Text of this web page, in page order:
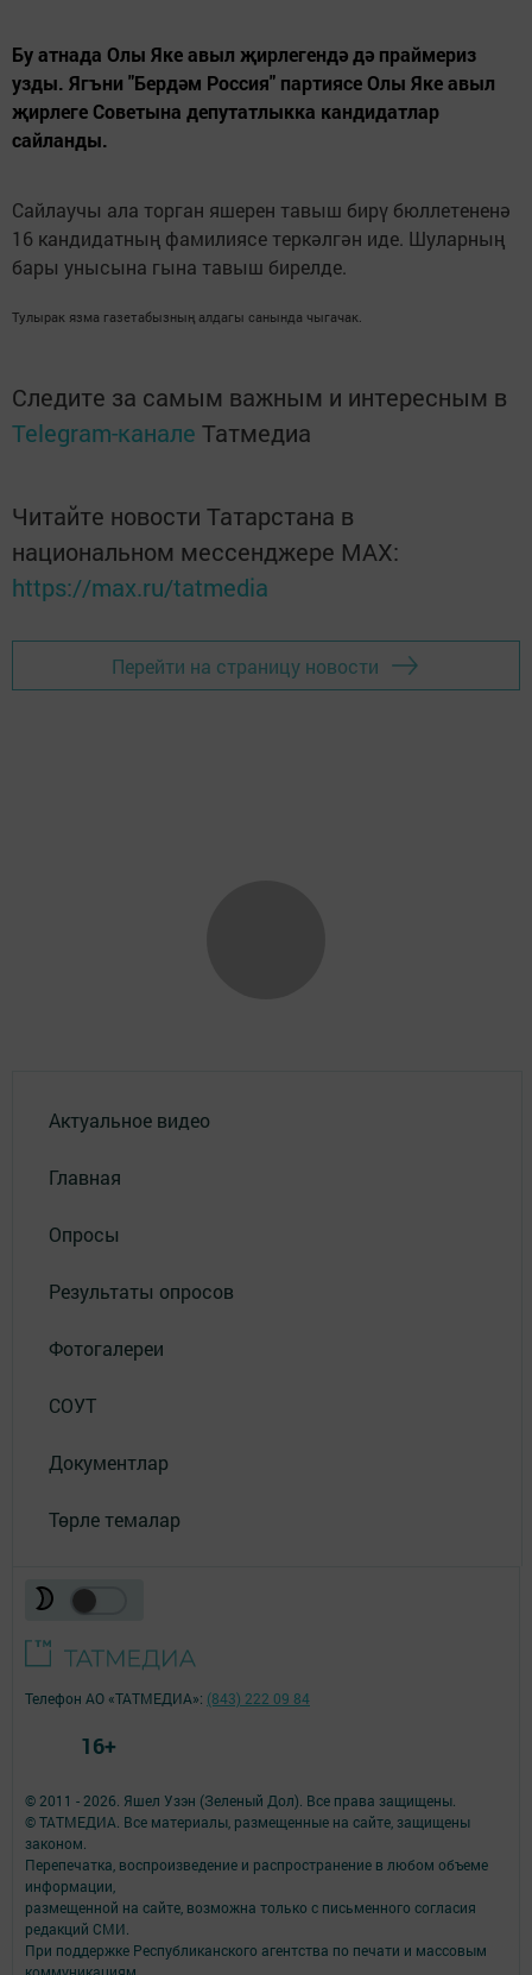
Бу атнада Олы Яке авыл җирлегендә дә праймериз
узды. Ягъни "Бердәм Россия" партиясе Олы Яке авыл
җирлеге Советына депутатлыкка кандидатлар
сайланды.
Сайлаучы ала торган яшерен тавыш бирү бюллетененә
16 кандидатның фамилиясе теркәлгән иде. Шуларның
бары унысына гына тавыш бирелде.
Тулырак язма газетабызның алдагы санында чыгачак.
Следите за самым важным и интересным в
Telegram-канале Татмедиа
Читайте новости Татарстана в
национальном мессенджере MАХ:
https://max.ru/tatmedia
Перейти на страницу новости
Актуальное видео
Главная
Опросы
Результаты опросов
Фотогалереи
СОУТ
Документлар
Төрле темалар
© 2011 - 2026. Яшел Узэн (Зеленый Дол). Все права защищены.
© ТАТМЕДИА. Все материалы, размещенные на сайте, защищены
законом.
Перепечатка, воспроизведение и распространение в любом объеме
информации,
размещенной на сайте, возможна только с письменного согласия
редакций СМИ.
При поддержке Республиканского агентства по печати и массовым
коммуникациям.
Телефон АО «ТАТМЕДИА»: (843) 222 09 84
16+